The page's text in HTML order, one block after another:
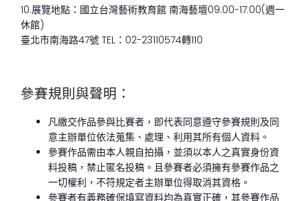
10.展覽地點：國立台灣藝術­教育館 南海藝壇09:00-17:00(週一
休館)
臺北市南海路47號 TEL：02-23110574轉110
參賽規則與聲明：
凡繳交作品參與比賽者，即代表同意遵守參賽規則及同
意主辦單位依法蒐集、處理、利用其所有個人資料。
參賽作品需由本人親自拍攝，並須以本人之真實身份資
料投稿，禁止匿名投稿。且參賽者必須擁有參賽作品之
一切權利，不符規定者主辦單位得取消其資格。
參賽者有義務確保填寫資料均為真實正確，其參賽作品